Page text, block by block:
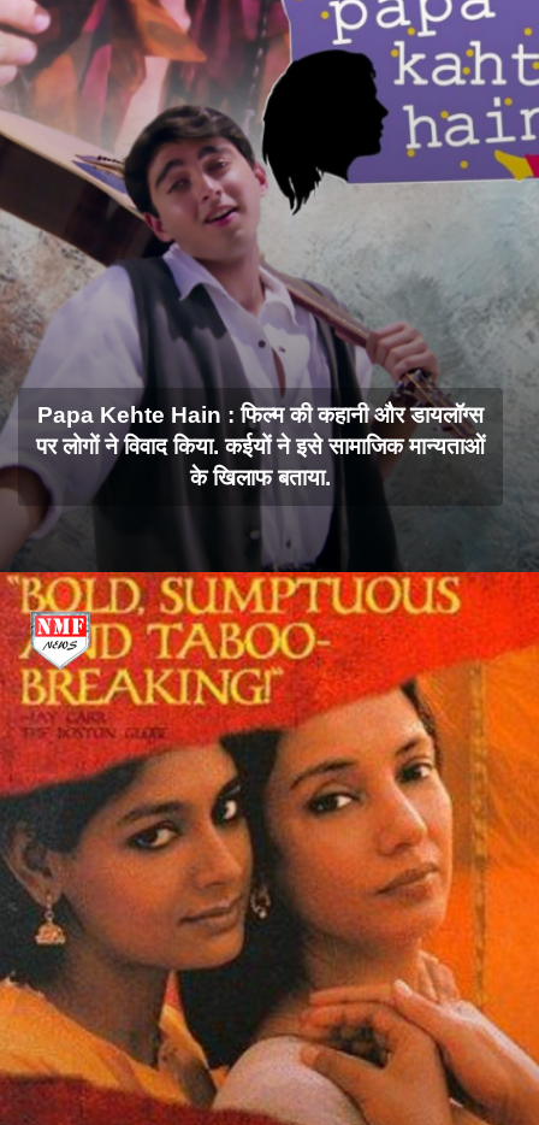
Papa Kehte Hain : फिल्म की कहानी और डायलॉग्स
पर लोगों ने विवाद किया. कईयों ने इसे सामाजिक मान्यताओं
के खिलाफ बताया.